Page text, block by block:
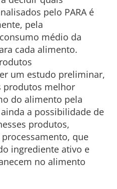
pelo PARA é
pela
médio da
cada alimento.
um estudo preliminar,
produtos melhor
do alimento pela
a possibilidade de
produtos,
que
ingrediente ativo e
no alimento